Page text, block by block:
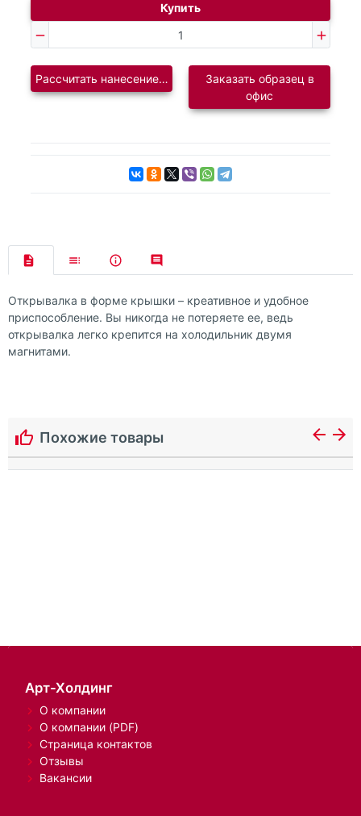
Купить
Рассчитать нанесение логотипаЗаказать образец в
офис
Открывалка в форме крышки – креативное и удобное
приспособление. Вы никогда не потеряете ее, ведь
открывалка легко крепится на холодильник двумя
магнитами.
Похожие товары
Арт-Холдинг
О компании
О компании (PDF)
Страница контактов
Отзывы
Вакансии